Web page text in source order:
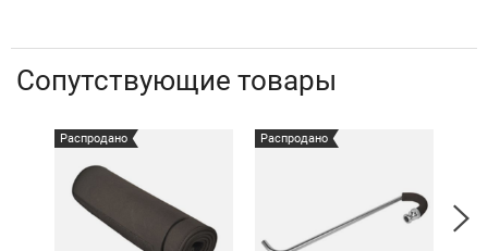
Сопутствующие товары
Распродано Распродано